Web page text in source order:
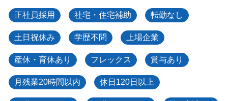
正社員採用 社宅・住宅補助 転勤なし
土日祝休み 学歴不問 上場企業
産休・育休あり フレックス 賞与あり
月残業20時間以内 休日120日以上